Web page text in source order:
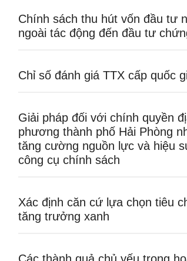
Chính sách thu hút vốn đầu tư
ngoài tác động đến đầu tư
Chỉ số đánh giá TTX cấp quốc
Giải pháp đối với chính quyền
phương thành phố Hải Phòng
tăng cường nguồn lực và hiệu
công cụ chính sách
Xác định căn cứ lựa chọn tiêu
tăng trưởng xanh